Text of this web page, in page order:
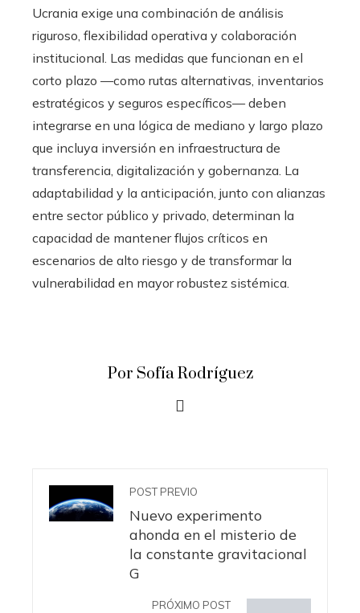
Ucrania exige una combinación de análisis
riguroso, flexibilidad operativa y colaboración
institucional. Las medidas que funcionan en el
corto plazo —como rutas alternativas, inventarios
estratégicos y seguros específicos— deben
integrarse en una lógica de mediano y largo plazo
que incluya inversión en infraestructura de
transferencia, digitalización y gobernanza. La
adaptabilidad y la anticipación, junto con alianzas
entre sector público y privado, determinan la
capacidad de mantener flujos críticos en
escenarios de alto riesgo y de transformar la
vulnerabilidad en mayor robustez sistémica.
Por Sofía Rodríguez
POST PREVIO
Nuevo experimento
ahonda en el misterio de
la constante gravitacional
G
PRÓXIMO POST